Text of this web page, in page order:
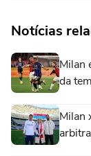
Notícias
Milan
da
Milan